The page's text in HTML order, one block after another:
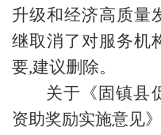
升级和经济高质量
继取消了对服务机
要,建议删除。
关于《固镇县
资助奖励实施意见